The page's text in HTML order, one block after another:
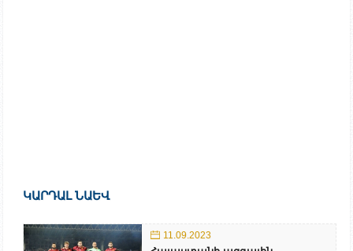
ԿԱՐԴԱԼ ՆԱԵՎ
11.09.2023